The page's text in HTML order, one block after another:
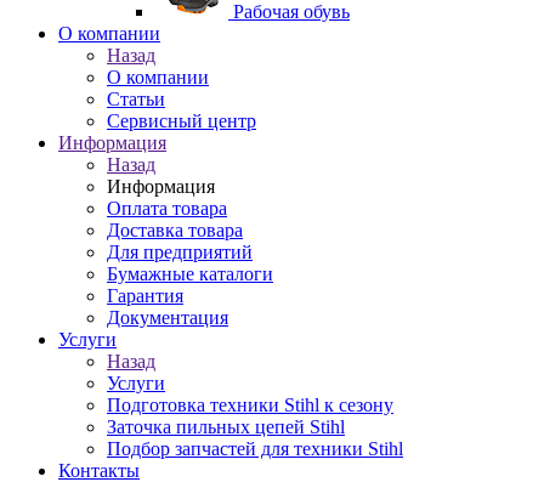
Рабочая обувь
O компании
Назад
O компании
Статьи
Сервисный центр
Информация
Назад
Информация
Оплата товара
Доставка товара
Для предприятий
Бумажные каталоги
Гарантия
Документация
Услуги
Назад
Услуги
Подготовка техники Stihl к сезону
Заточка пильных цепей Stihl
Подбор запчастей для техники Stihl
Контакты